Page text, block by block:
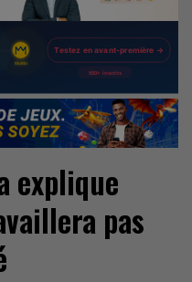
explique
pas